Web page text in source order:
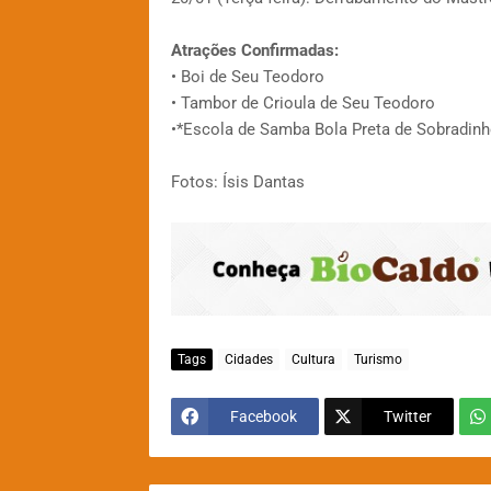
Atrações Confirmadas:
• Boi de Seu Teodoro
• Tambor de Crioula de Seu Teodoro
•*Escola de Samba Bola Preta de
Fotos: Ísis Dantas
Tags Cidades Cultura Turismo
Facebook Twitter